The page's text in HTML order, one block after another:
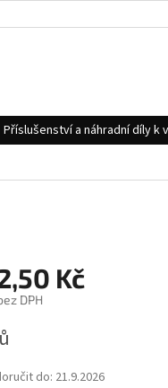
ÚDAJŮ
Příslušenství a náhradní díly k
Kč
DPH
do: 21.9.2026